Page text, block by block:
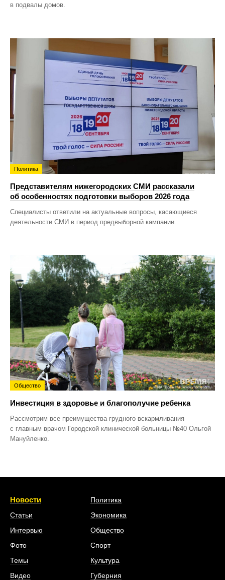
в подвалы домов.
Политика
Представителям нижегородских СМИ рассказали
об особенностях подготовки выборов 2026 года
Специалисты ответили на актуальные вопросы, касающиеся
деятельности СМИ в период предвыборной кампании.
Общество
Инвестиция в здоровье и благополучие ребенка
Рассмотрим все преимущества грудного вскармливания
с главным врачом Городской клинической больницы №40 Ольгой
Мануйленко.
Новости
Статьи
Интервью
Фото
Темы
Видео
Политика
Экономика
Общество
Спорт
Культура
Губерния